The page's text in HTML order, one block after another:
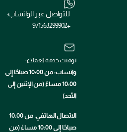
للتواصل عبر الواتساب:
+971563299902
توقيت خدمة العملاء:
واتساب: من 10:00 صباحًا إلى
10:00 مساءً (من الإثنين إلى
الأحد)
الاتصال الهاتفي: من 10:00
صباحًا إلى 10:00 مساءً (من